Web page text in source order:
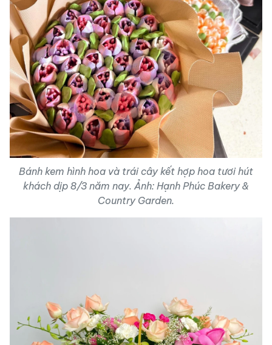
Bánh kem hình hoa và trái cây kết hợp hoa tươi hút
khách dịp 8/3 năm nay. Ảnh: Hạnh Phúc Bakery &
Country Garden.